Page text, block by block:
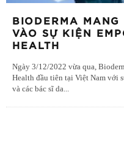
BIODERMA
VÀO SỰ KIỆN
HEALTH
Ngày 3/12/2022 vừa qua,
Health đầu tiên tại Việt Nam với
và các bác sĩ da